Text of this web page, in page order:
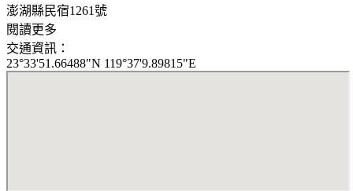
澎湖縣民宿1261號
閱讀更多
交通資訊：
23°33'51.66488"N 119°37'9.89815"E